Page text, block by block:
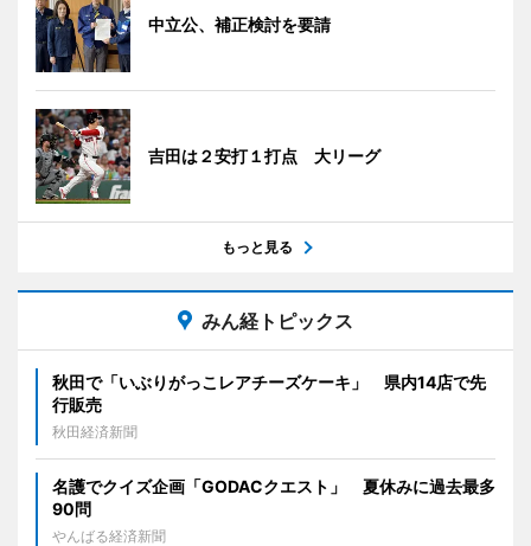
中立公、補正検討を要請
吉田は２安打１打点 大リーグ
もっと見る
みん経トピックス
秋田で「いぶりがっこレアチーズケーキ」 県内14店で先
行販売
秋田経済新聞
名護でクイズ企画「GODACクエスト」 夏休みに過去最多
90問
やんばる経済新聞